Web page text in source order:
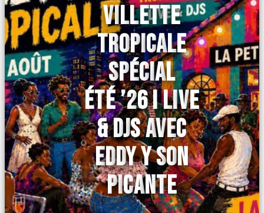
VILLETTE
TROPICALE
SPÉCIAL
ÉTÉ ’26 I LIVE
& DJS AVEC
EDDY Y SON
PICANTE